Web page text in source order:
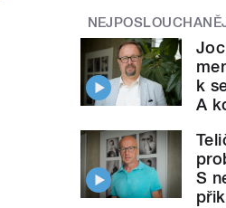
k
A
S